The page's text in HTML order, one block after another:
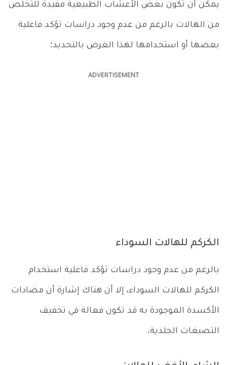
يمكن أن تكون بعض الأعشاب الطبيعية مفيدة للتخلص
من الهالات بالرغم من عدم وجود دراسات تؤكد فاعلية
بعضها أو استخدامها لهذا الغرض بالتحديد:
ADVERTISEMENT
الكركم للهالات السوداء
بالرغم من عدم وجود دراسات تؤكد فاعلية استخدام
الكركم للهالات السوداء، إلا أن هناك إشارة أن مضادات
الأكسدة الموجودة به قد تكون فعالة في تخفيف
التصبغات الجلدية.